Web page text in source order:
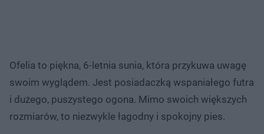
Ofelia to piękna, 6-letnia sunia, która przykuwa uwagę
swoim wyglądem. Jest posiadaczką wspaniałego futra
i dużego, puszystego ogona. Mimo swoich większych
rozmiarów, to niezwykle łagodny i spokojny pies.